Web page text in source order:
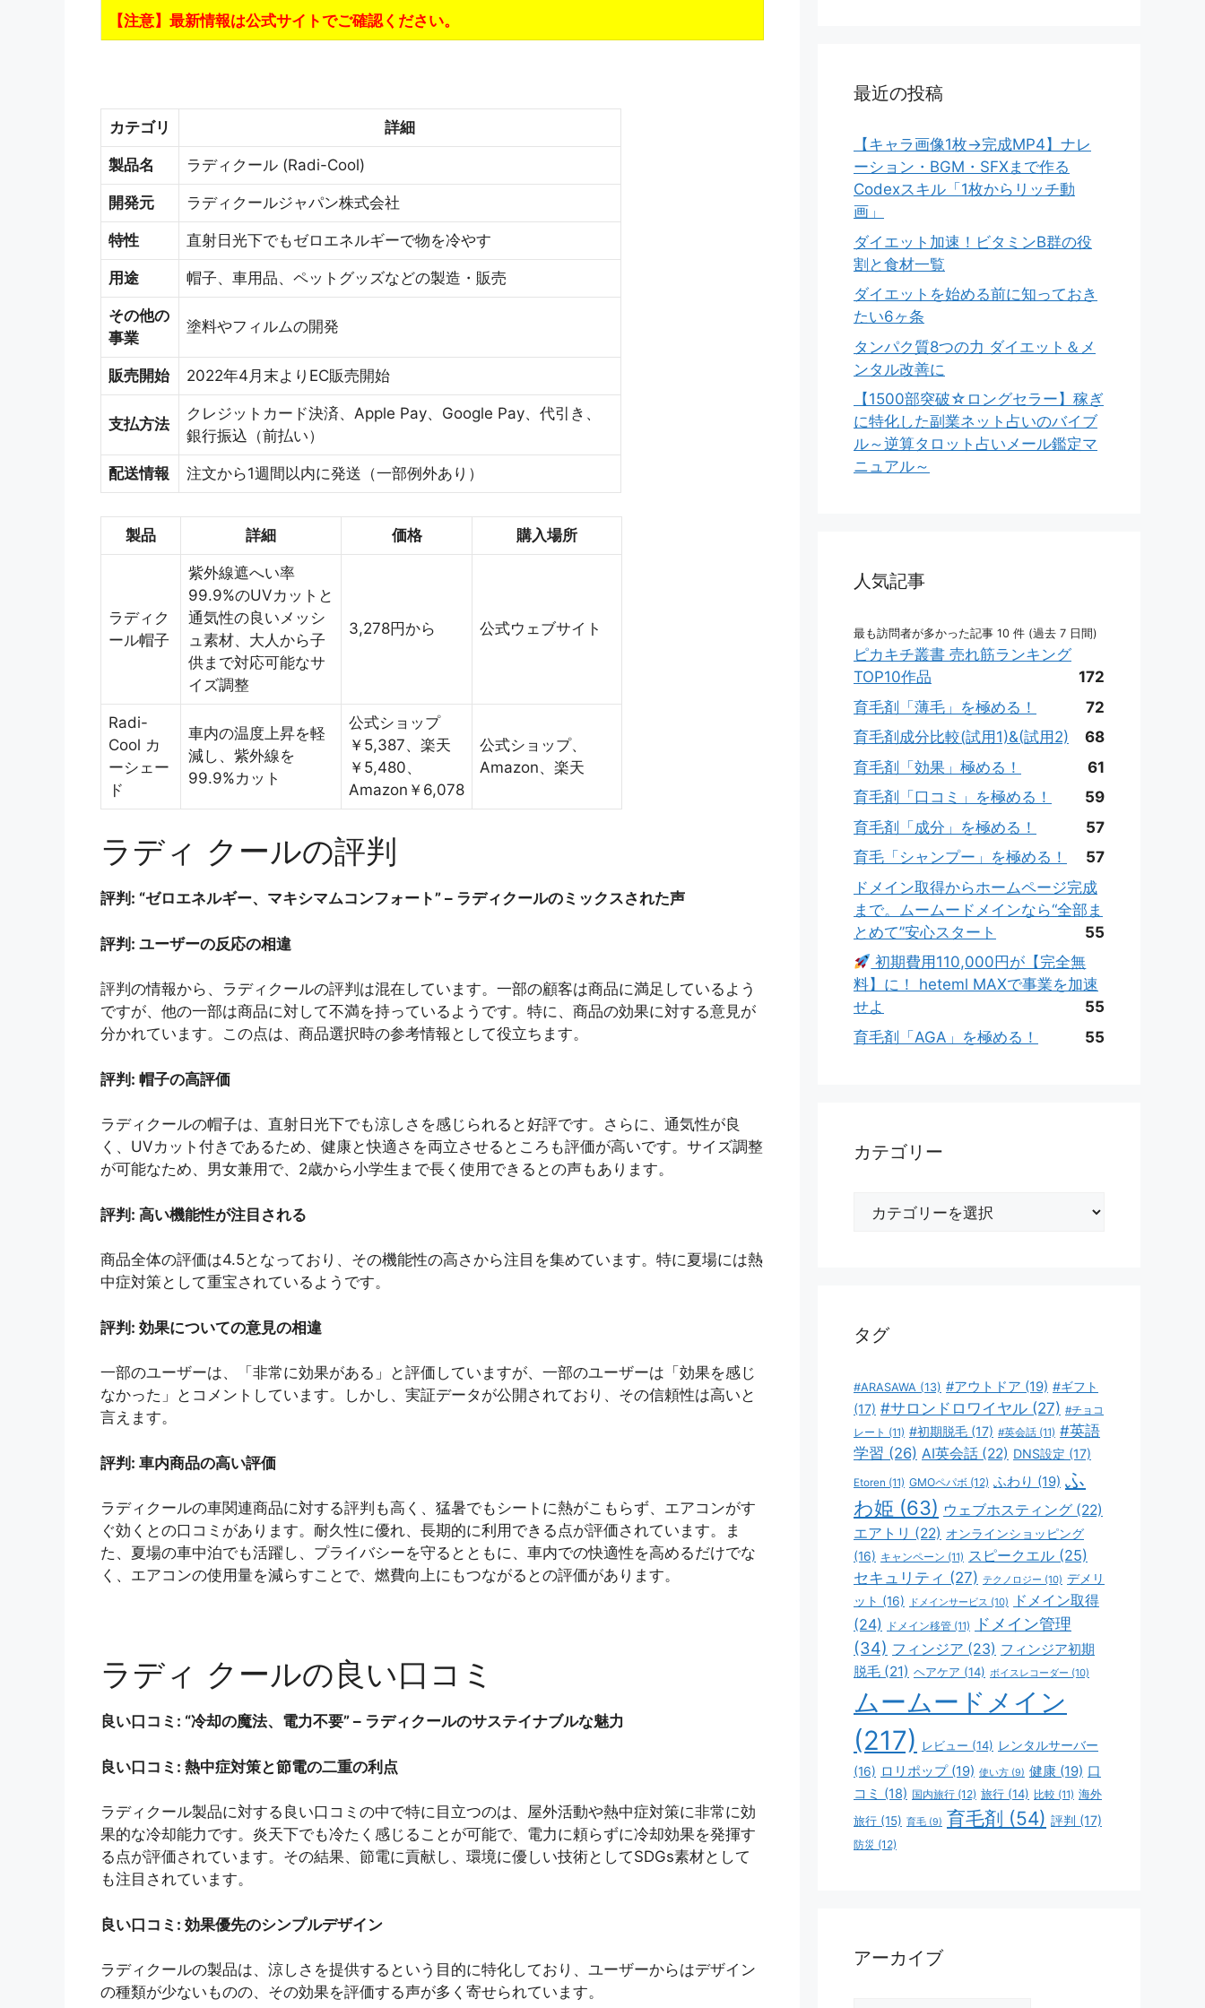
【注意】最新情報は公式サイトでご確認ください。
カテゴリ 詳細
製品名 ラディクール (Radi-Cool)
開発元 ラディクールジャパン株式会社
特性 直射日光下でもゼロエネルギーで物を冷やす
用途 帽子、車用品、ペットグッズなどの製造・販売
その他の
事業
塗料やフィルムの開発
販売開始 2022年4月末よりEC販売開始
支払方法
クレジットカード決済、Apple Pay、Google Pay、代引き、
銀行振込（前払い）
配送情報 注文から1週間以内に発送（一部例外あり）
製品 詳細 価格 購入場所
ラディク
ール帽子
紫外線遮へい率
99.9%のUVカットと
通気性の良いメッシ
ュ素材、大人から子
供まで対応可能なサ
イズ調整
3,278円から 公式ウェブサイト
Radi-
Cool カ
ーシェー
ド
車内の温度上昇を軽
減し、紫外線を
99.9%カット
公式ショップ
￥5,387、楽天
￥5,480、
Amazon￥6,078
公式ショップ、
Amazon、楽天
ラディ クールの評判
評判: “ゼロエネルギー、マキシマムコンフォート” – ラディクールのミックスされた声
評判: ユーザーの反応の相違
評判の情報から、ラディクールの評判は混在しています。一部の顧客は商品に満足しているよう
ですが、他の一部は商品に対して不満を持っているようです。特に、商品の効果に対する意見が
分かれています。この点は、商品選択時の参考情報として役立ちます。
評判: 帽子の高評価
ラディクールの帽子は、直射日光下でも涼しさを感じられると好評です。さらに、通気性が良
く、UVカット付きであるため、健康と快適さを両立させるところも評価が高いです。サイズ調整
が可能なため、男女兼用で、2歳から小学生まで長く使用できるとの声もあります。
評判: 高い機能性が注目される
商品全体の評価は4.5となっており、その機能性の高さから注目を集めています。特に夏場には熱
中症対策として重宝されているようです。
評判: 効果についての意見の相違
一部のユーザーは、「非常に効果がある」と評価していますが、一部のユーザーは「効果を感じ
なかった」とコメントしています。しかし、実証データが公開されており、その信頼性は高いと
言えます。
評判: 車内商品の高い評価
ラディクールの車関連商品に対する評判も高く、猛暑でもシートに熱がこもらず、エアコンがす
ぐ効くとの口コミがあります。耐久性に優れ、長期的に利用できる点が評価されています。ま
た、夏場の車中泊でも活躍し、プライバシーを守るとともに、車内での快適性を高めるだけでな
く、エアコンの使用量を減らすことで、燃費向上にもつながるとの評価があります。
ラディ クールの良い口コミ
良い口コミ: “冷却の魔法、電力不要” – ラディクールのサステイナブルな魅力
良い口コミ: 熱中症対策と節電の二重の利点
ラディクール製品に対する良い口コミの中で特に目立つのは、屋外活動や熱中症対策に非常に効
果的な冷却能力です。炎天下でも冷たく感じることが可能で、電力に頼らずに冷却効果を発揮す
る点が評価されています。その結果、節電に貢献し、環境に優しい技術としてSDGs素材として
も注目されています。
良い口コミ: 効果優先のシンプルデザイン
ラディクールの製品は、涼しさを提供するという目的に特化しており、ユーザーからはデザイン
の種類が少ないものの、その効果を評価する声が多く寄せられています。
最近の投稿
【キャラ画像1枚→完成MP4】ナレ
ーション・BGM・SFXまで作る
Codexスキル「1枚からリッチ動
画」
ダイエット加速！ビタミンB群の役
割と食材一覧
ダイエットを始める前に知っておき
たい6ヶ条
タンパク質8つの力 ダイエット＆メ
ンタル改善に
【1500部突破☆ロングセラー】稼ぎ
に特化した副業ネット占いのバイブ
ル～逆算タロット占いメール鑑定マ
ニュアル～
人気記事
最も訪問者が多かった記事 10 件 (過去 7 日間)
ピカキチ叢書 売れ筋ランキング
TOP10作品
172
育毛剤「薄毛」を極める！
72
育毛剤成分比較(試用1)&(試用2)
68
育毛剤「効果」極める！
61
育毛剤「口コミ」を極める！
59
育毛剤「成分」を極める！
57
育毛「シャンプー」を極める！
57
ドメイン取得からホームページ完成
まで。ムームードメインなら“全部ま
とめて”安心スタート
55
初期費用110,000円が【完全無
料】に！ heteml MAXで事業を加速
せよ
55
育毛剤「AGA」を極める！
55
カテゴリー
タグ
#ARASAWA (13) #アウトドア (19) #ギフト
(17) #サロンドロワイヤル (27) #チョコ
レート (11) #初期脱毛 (17) #英会話 (11) #英語
学習 (26) AI英会話 (22) DNS設定 (17)
Etoren (11) GMOペパボ (12) ふわり (19) ふ
わ姫 (63) ウェブホスティング (22)
エアトリ (22) オンラインショッピング
(16) キャンペーン (11) スピークエル (25)
セキュリティ (27) テクノロジー (10) デメリ
ット (16) ドメインサービス (10)
ドメイン取得
(24)
ドメイン移管 (11)
ドメイン管理
(34) フィンジア (23) フィンジア初期
脱毛 (21) ヘアケア (14) ボイスレコーダー (10)
ムームードメイン
(217)
レビュー (14) レンタルサーバー
(16) ロリポップ(19) 使い方 (9) 健康 (19) 口
コミ (18) 国内旅行 (12) 旅行 (14) 比較 (11) 海外
旅行 (15) 育毛 (9) 育毛剤 (54) 評判 (17)
防災 (12)
アーカイブ